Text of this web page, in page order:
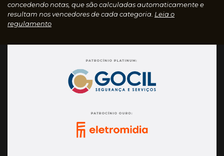
concedendo notas, que são calculadas automaticamente e
resultam nos vencedores de cada categoria. Leia o
regulamento